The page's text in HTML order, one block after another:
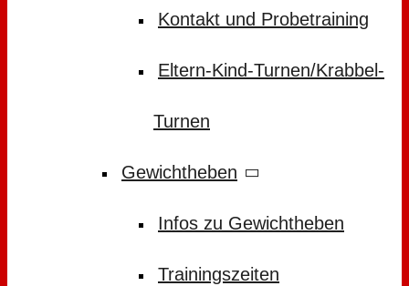
Kontakt und Probetraining
Eltern-Kind-Turnen/Krabbel-
Turnen
Gewichtheben
Infos zu Gewichtheben
Trainingszeiten